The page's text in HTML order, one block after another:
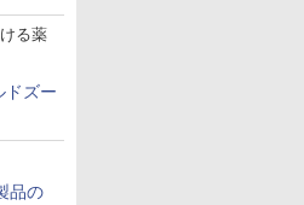
る薬
ドズー
品の